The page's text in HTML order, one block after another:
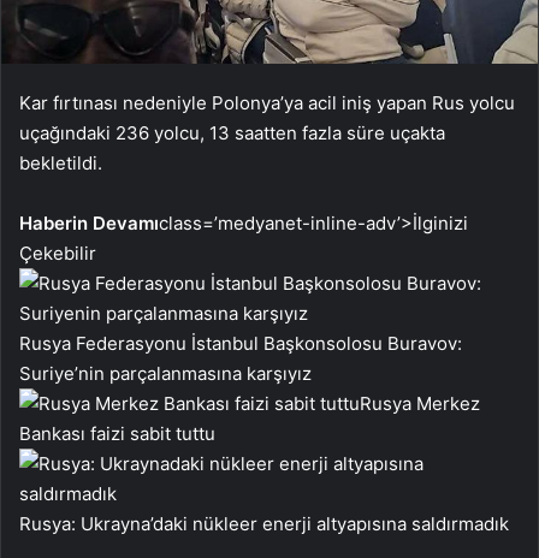
Kar fırtınası nedeniyle Polonya’ya acil iniş yapan Rus yolcu
uçağındaki 236 yolcu, 13 saatten fazla süre uçakta
bekletildi.
Haberin Devamıclass=’medyanet-inline-adv’>İlginizi
Çekebilir
Rusya Federasyonu İstanbul Başkonsolosu Buravov:
Suriye’nin parçalanmasına karşıyız
Rusya Merkez
Bankası faizi sabit tuttu
Rusya: Ukrayna’daki nükleer enerji altyapısına saldırmadık